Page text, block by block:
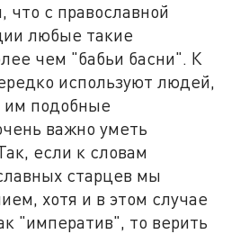
что с православной
любые такие
чем "бабьи басни". К
используют людей,
им подобные
важно уметь
если к словам
старцев мы
хотя и в этом случае
"императив", то верить